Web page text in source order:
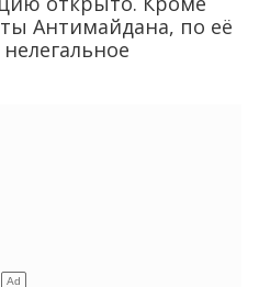
Антимайдана, по её